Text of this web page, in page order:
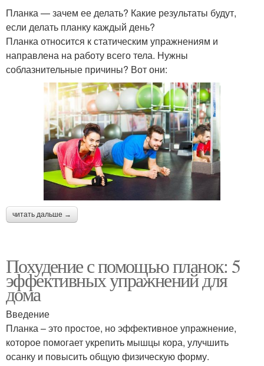
Планка — зачем ее делать? Какие результаты будут,
если делать планку каждый день?
Планка относится к статическим упражнениям и
направлена на работу всего тела. Нужны
соблазнительные причины? Вот они:
читать дальше →
Похудение с помощью планок: 5
эффективных упражнений для
дома
Введение
Планка – это простое, но эффективное упражнение,
которое помогает укрепить мышцы кора, улучшить
осанку и повысить общую физическую форму.